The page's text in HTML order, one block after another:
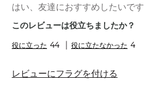
はい、友達におすすめしたいです
このレビューは役立ちましたか？
44 4
レビューにフラグを付ける